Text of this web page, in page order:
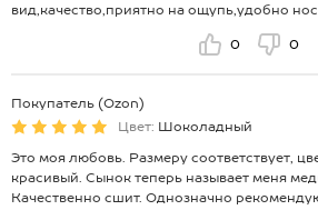
вид,качество,приятно на ощупь,удобно
0 0
Покупатель (Ozon)
Цвет: Шоколадный
Это моя любовь. Размеру соответствует,
красивый. Сынок теперь называет меня
Качественно сшит. Однозначно